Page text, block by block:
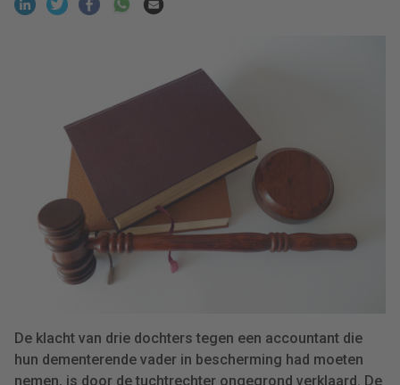
De klacht van drie dochters tegen een accountant die
hun dementerende vader in bescherming had moeten
nemen, is door de tuchtrechter ongegrond verklaard. De